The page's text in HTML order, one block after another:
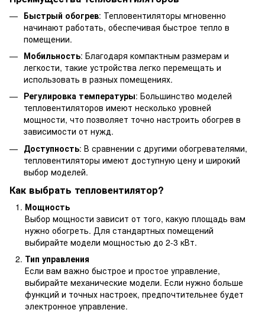
Быстрый обогрев: Тепловентиляторы мгновенно
начинают работать, обеспечивая быстрое тепло в
помещении.
Мобильность: Благодаря компактным размерам и
легкости, такие устройства легко перемещать и
использовать в разных помещениях.
Регулировка температуры: Большинство моделей
тепловентиляторов имеют несколько уровней
мощности, что позволяет точно настроить обогрев в
зависимости от нужд.
Доступность: В сравнении с другими обогревателями,
тепловентиляторы имеют доступную цену и широкий
выбор моделей.
Как выбрать тепловентилятор?
Мощность
Выбор мощности зависит от того, какую площадь вам
нужно обогреть. Для стандартных помещений
выбирайте модели мощностью до 2-3 кВт.
Тип управления
Если вам важно быстрое и простое управление,
выбирайте механические модели. Если нужно больше
функций и точных настроек, предпочтительнее будет
электронное управление.